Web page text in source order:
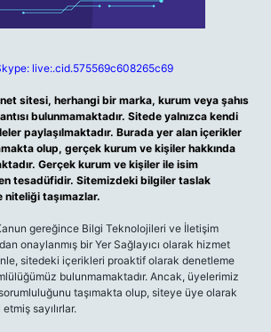
live:.cid.575569c608265c69
sitesi, herhangi bir marka, kurum veya şahıs
bulunmamaktadır. Sitede yalnızca kendi
paylaşılmaktadır. Burada yer alan içerikler
olup, gerçek kurum ve kişiler hakkında
Gerçek kurum ve kişiler ile isim
tesadüfidir. Sitemizdeki bilgiler taslak
taşımazlar.
gereğince Bilgi Teknolojileri ve İletişim
onaylanmış bir Yer Sağlayıcı olarak hizmet
sitedeki içerikleri proaktif olarak denetleme
bulunmamaktadır. Ancak, üyelerimiz
taşımakta olup, siteye üye olarak
sayılırlar.